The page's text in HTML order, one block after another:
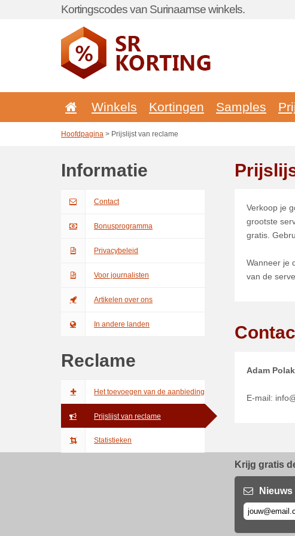
Kortingscodes van Surinaamse winkels.
Winkels Kortingen Samples
Hoofdpagina > Prijslijst van reclame
Informatie
Contact
Bonusprogramma
Privacybeleid
Voor journalisten
Artikelen over ons
In andere landen
Reclame
Het toevoegen van de aanbieding
Prijslijst van reclame
Statistieken
Verkoop je
grootste
gratis.
Wanneer je
van de
Adam Polak
E-mail:
Krijg gratis
Nieuws